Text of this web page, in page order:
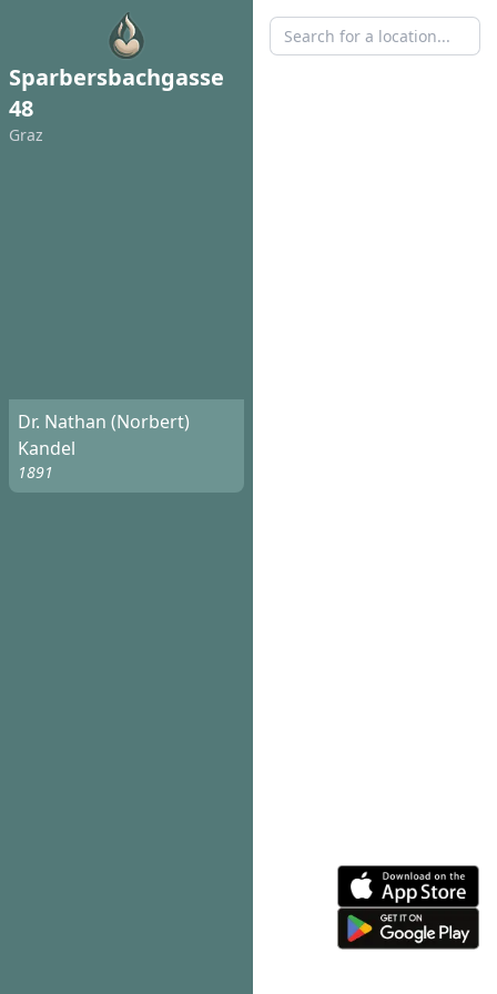
Sparbersbachgasse
48
Graz
Dr. Nathan (Norbert)
Kandel
1891